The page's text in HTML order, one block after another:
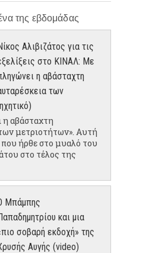
της εβδομάδας
Αλιβιζάτος για τις
στο ΚΙΝΑΛ: Με
η αβάσταχτη
των
αβάσταχτη
μετριοτήτων». Αυτή
ήρθε στο μυαλό του
στο τέλος της
Μπάμπης
και μια
σοβαρή εκδοχή» της
Αυγής (video)